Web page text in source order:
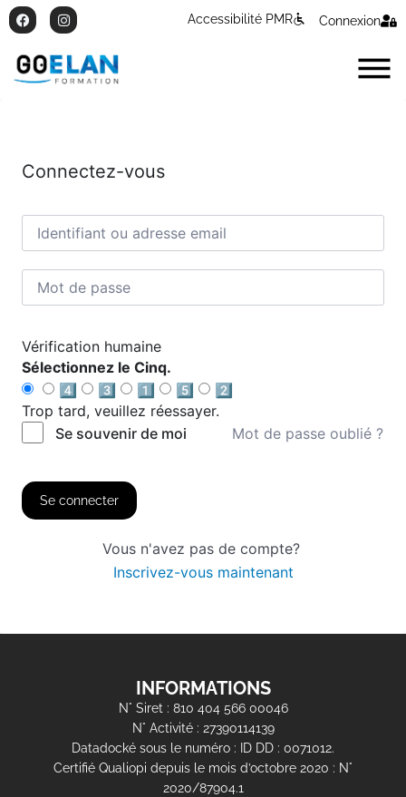
Accessibilité PMR Connexion
Connectez-vous
Vérification humaine
Sélectionnez le Cinq.
4️⃣
3️⃣ 1️⃣ 5️⃣
2️⃣
Trop tard, veuillez réessayer.
Se souvenir de moi
Mot de passe oublié ?
Se connecter
Vous n'avez pas de compte?
Inscrivez-vous maintenant
INFORMATIONS
N° Siret : 810 404 566 00046
N° Activité : 27390114139
Datadocké sous le numéro : ID DD : 0071012.
Certifié Qualiopi depuis le mois d’octobre 2020 : N°
2020/87904.1